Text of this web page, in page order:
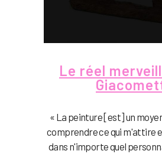
Le réel
« La peinture [est] un
comprendre ce qui m'attire
dans n'importe quel